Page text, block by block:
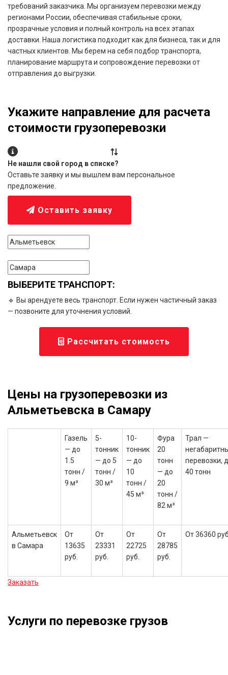
требований заказчика. Мы организуем перевозки между
регионами России, обеспечивая стабильные сроки,
прозрачные условия и полный контроль на всех этапах
доставки. Наша логистика подходит как для бизнеса, так и для
частных клиентов. Мы берем на себя подбор транспорта,
планирование маршрута и сопровождение перевозки от
отправления до выгрузки.
Укажите направление для расчета
стоимости грузоперевозки
Не нашли свой город в списке?
Оставьте заявку и мы вышлем вам персональное
предложение.
Оставить заявку
ВЫБЕРИТЕ ТРАНСПОРТ:
🔹 Вы арендуете весь транспорт. Если нужен частичный заказ
— позвоните для уточнения условий.
Рассчитать стоимость
Цены на грузоперевозки из
Альметьевска в Самару
Газель
— до
1.5
тонн /
9 м³
5-
тонник
— до 5
тонн /
30 м³
10-
тонник
— до
10
тонн /
45 м³
Фура
20
тонн
— до
20
тонн /
82 м³
Трал —
перевозки,
40 тонн
Альметьевск
в Самара
От
13635
руб.
От
23331
руб.
От
22725
руб.
От
28785
руб.
От 36360
Заказать
Услуги по перевозке грузов